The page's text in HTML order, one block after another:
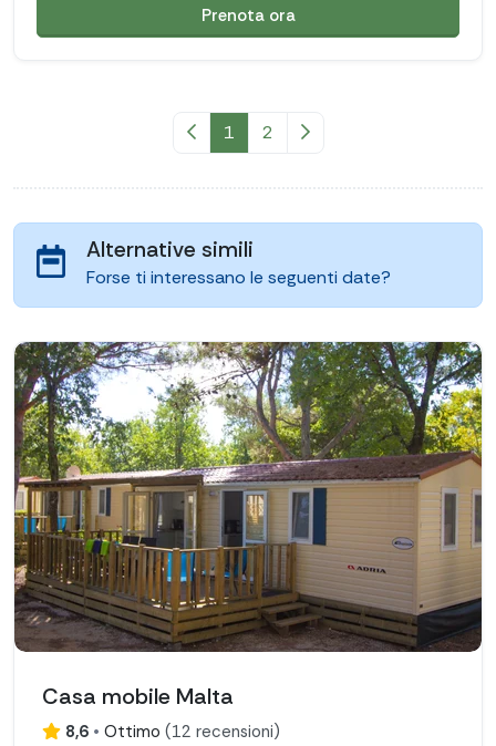
Prenota ora
Pagina precedente
1 2 Pagina successiva
Alternative simili
Forse ti interessano le seguenti date?
Casa mobile Malta
8,6 • Ottimo (12 recensioni)